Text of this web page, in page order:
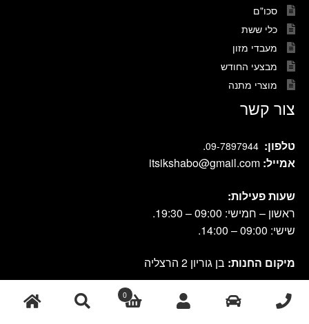
סכו"ם
כלי ששת
מעבדי מזון
מבצעי החודש
מוצרי מתנה
צור קשר
טלפון: 09-7897944
.
אמייל: itsikshabo@gmail.com
שעות פעילות:
ראשון – חמישי: 09:00 – 19:30.
שישי: 09:00 – 14:00.
מיקום החנות: בן גוריון 2 הרצליה
cook shop 2021 © אתר זה נבנה ועוצב על-ידי |אחסון
0